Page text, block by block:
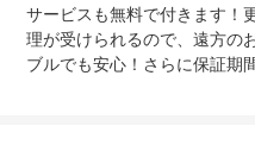
サービスも無料で付きます！
理が受けられるので、遠方の
ブルでも安心！さらに保証期